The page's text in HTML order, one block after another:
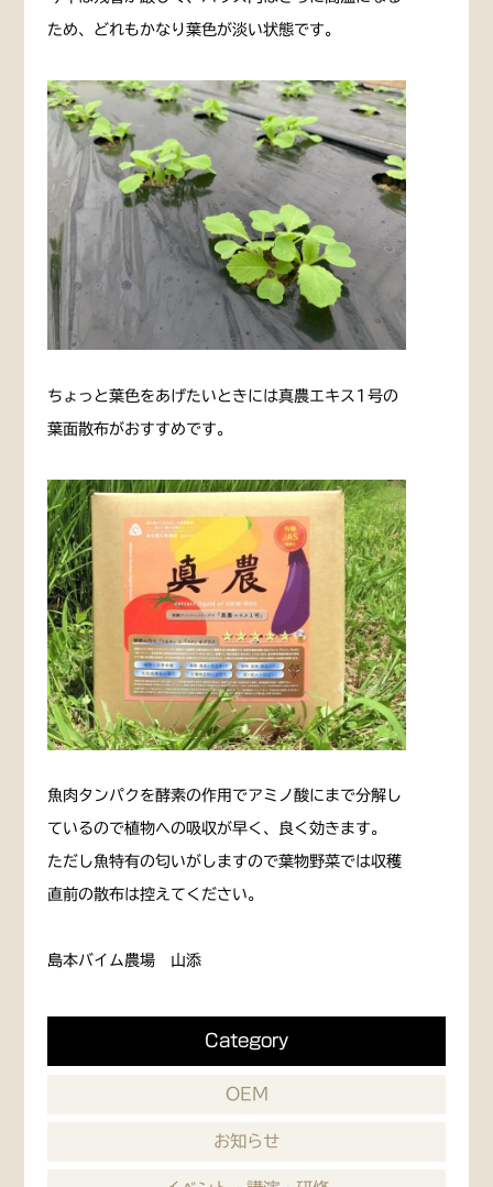
ため、どれもかなり葉色が淡い状態です。
ちょっと葉色をあげたいときには真農エキス1号の
葉面散布がおすすめです。
魚肉タンパクを酵素の作用でアミノ酸にまで分解し
ているので植物への吸収が早く、良く効きます。
ただし魚特有の匂いがしますので葉物野菜では収穫
直前の散布は控えてください。
島本バイム農場 山添
Category
OEM
お知らせ